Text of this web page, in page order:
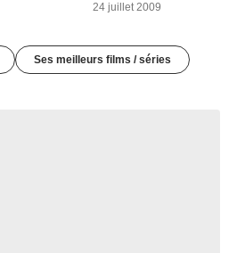
24 juillet 2009
Ses meilleurs films / séries